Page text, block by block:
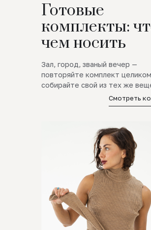
Готовые
комплекты:
чем носить
Зал, город, званый вечер —
повторяйте комплект
собирайте свой из тех же
Смотреть